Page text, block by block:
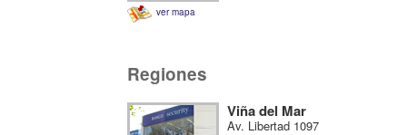
ver mapa
Regiones
Viña del Mar
Av. Libertad 1097